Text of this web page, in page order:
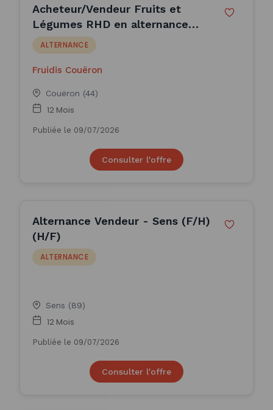
Acheteur/Vendeur Fruits et
Légumes RHD en alternance
F/H - Fruidis Couëron
ALTERNANCE
Fruidis Couëron
Couëron (44)
12 Mois
Publiée le 09/07/2026
Consulter l'offre
Alternance Vendeur - Sens (F/H)
(H/F)
ALTERNANCE
Sens (89)
12 Mois
Publiée le 09/07/2026
Consulter l'offre